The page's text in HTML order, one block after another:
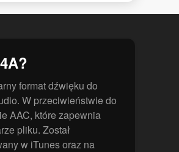
format dźwięku do
W przeciwieństwie do
AAC, które zapewnia
pliku. Został
w iTunes oraz na